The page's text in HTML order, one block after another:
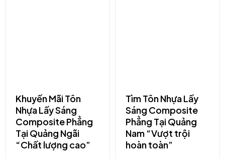
Khuyến Mãi Tôn
Nhựa Lấy Sáng
Composite Phẳng
Tại Quảng Ngãi
“Chất lượng cao”
Tìm Tôn Nhựa Lấy
Sáng Composite
Phẳng Tại Quảng
Nam “Vượt trội
hoàn toàn”